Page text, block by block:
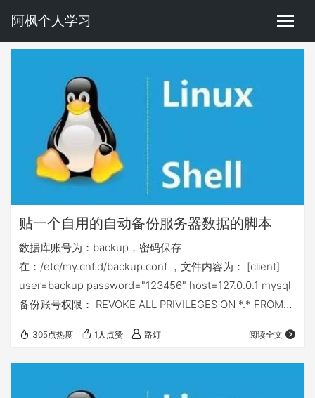
阿枫个人学习
贴一个自用的自动备份服务器数据的脚本
数据库账号为：backup，密码保存
在：/etc/my.cnf.d/backup.conf ，文件内容为： [client]
user=backup password="123456" host=127.0.0.1 mysql
备份账号权限： REVOKE ALL PRIVILEGES ON *.* FROM
FROM 'backup'@&#…
305点热度 1人点赞 路灯 阅读全文